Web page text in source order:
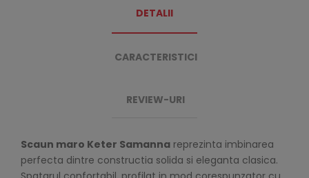
DETALII
CARACTERISTICI
REVIEW-URI
Scaun maro Keter Samanna reprezinta imbinarea
perfecta dintre constructia solida si eleganta clasica.